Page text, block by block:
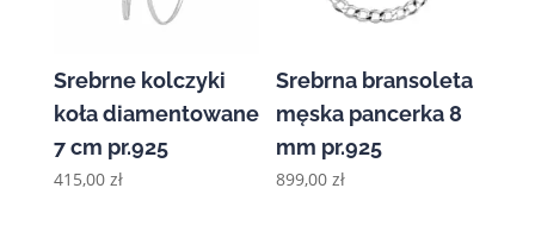
Srebrne kolczyki
koła diamentowane
7 cm pr.925
415,00 zł
Srebrna bransoleta
męska pancerka 8
mm pr.925
899,00zł